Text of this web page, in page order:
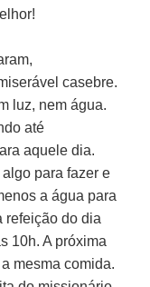
casebre.
luz, nem água.
até
aquele dia.
para fazer e
a água para
refeição do dia
10h. A próxima
mesma comida.